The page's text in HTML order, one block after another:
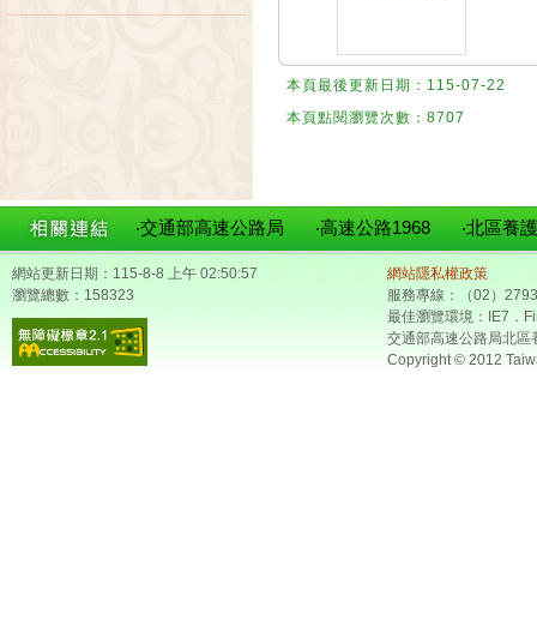
本頁最後更新日期：115-07-22
本頁點閱瀏覽次數：8707
‧交通部高速公路局 ‧高速公路1968 ‧北區養
網站更新日期：115-8-8 上午 02:50:57
瀏覽總數：158323
網站隱私權政策
服務專線：（02）
最佳瀏覽環境：IE7．
交通部高速公路局北區
Copyright © 2012